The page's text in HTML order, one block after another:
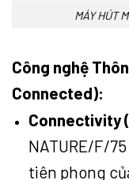
MÁY HÚT
Công nghệ
Connected):
Connectivity
NATURE/F/
tiên phong